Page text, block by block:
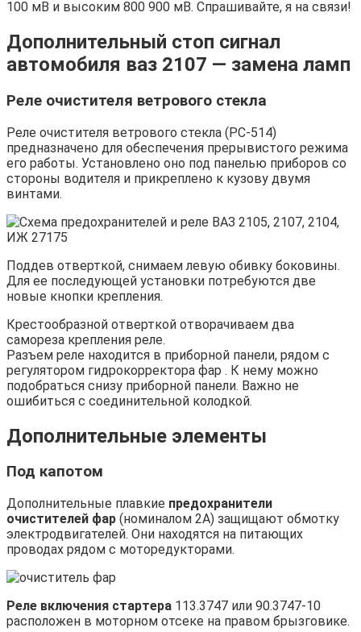
100 мВ и высоким 800 900 мВ. Спрашивайте, я на связи!
Дополнительный стоп сигнал
автомобиля ваз 2107 — замена ламп
Реле очистителя ветрового стекла
Реле очистителя ветрового стекла (РС-514)
предназначено для обеспечения прерывистого режима
его работы. Установлено оно под панелью приборов со
стороны водителя и прикреплено к кузову двумя
винтами.
Поддев отверткой, снимаем левую обивку боковины.
Для ее последующей установки потребуются две
новые кнопки крепления.
Крестообразной отверткой отворачиваем два
самореза крепления реле.
Разъем реле находится в приборной панели, рядом с
регулятором гидрокорректора фар . К нему можно
подобраться снизу приборной панели. Важно не
ошибиться с соединительной колодкой.
Дополнительные элементы
Под капотом
Дополнительные плавкие предохранители
очистителей фар (номиналом 2А) защищают обмотку
электродвигателей. Они находятся на питающих
проводах рядом с моторедукторами.
Реле включения стартера 113.3747 или 90.3747-10
расположен в моторном отсеке на правом брызговике.